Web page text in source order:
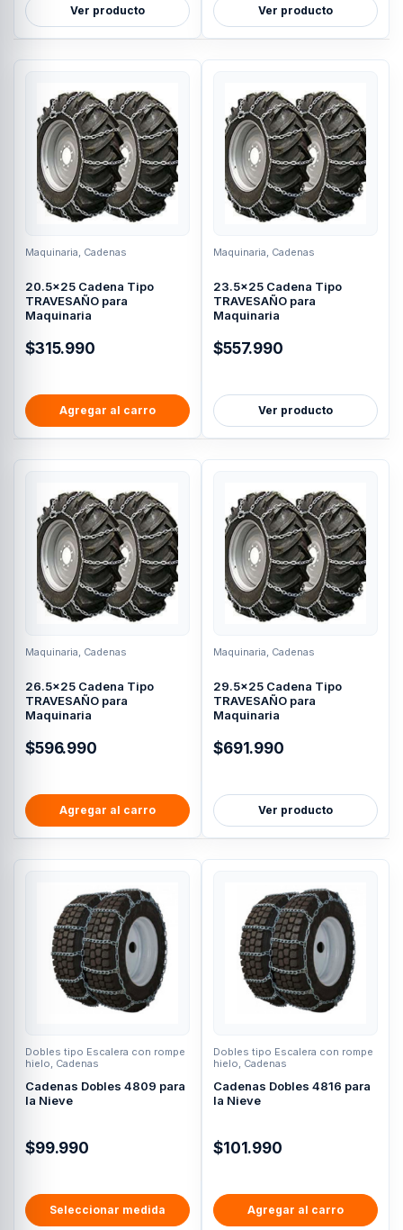
Ver producto Ver producto
Maquinaria, Cadenas
20.5×25 Cadena Tipo
TRAVESAÑO para
Maquinaria
$315.990
Agregar al carro
Maquinaria, Cadenas
23.5×25 Cadena Tipo
TRAVESAÑO para
Maquinaria
$557.990
Ver producto
Maquinaria, Cadenas
26.5×25 Cadena Tipo
TRAVESAÑO para
Maquinaria
$596.990
Agregar al carro
Maquinaria, Cadenas
29.5×25 Cadena Tipo
TRAVESAÑO para
Maquinaria
$691.990
Ver producto
Dobles tipo Escalera con rompe
hielo, Cadenas
Cadenas Dobles 4809 para
la Nieve
$99.990
Seleccionar medida
Dobles tipo Escalera con rompe
hielo, Cadenas
Cadenas Dobles 4816 para
la Nieve
$101.990
Agregar al carro